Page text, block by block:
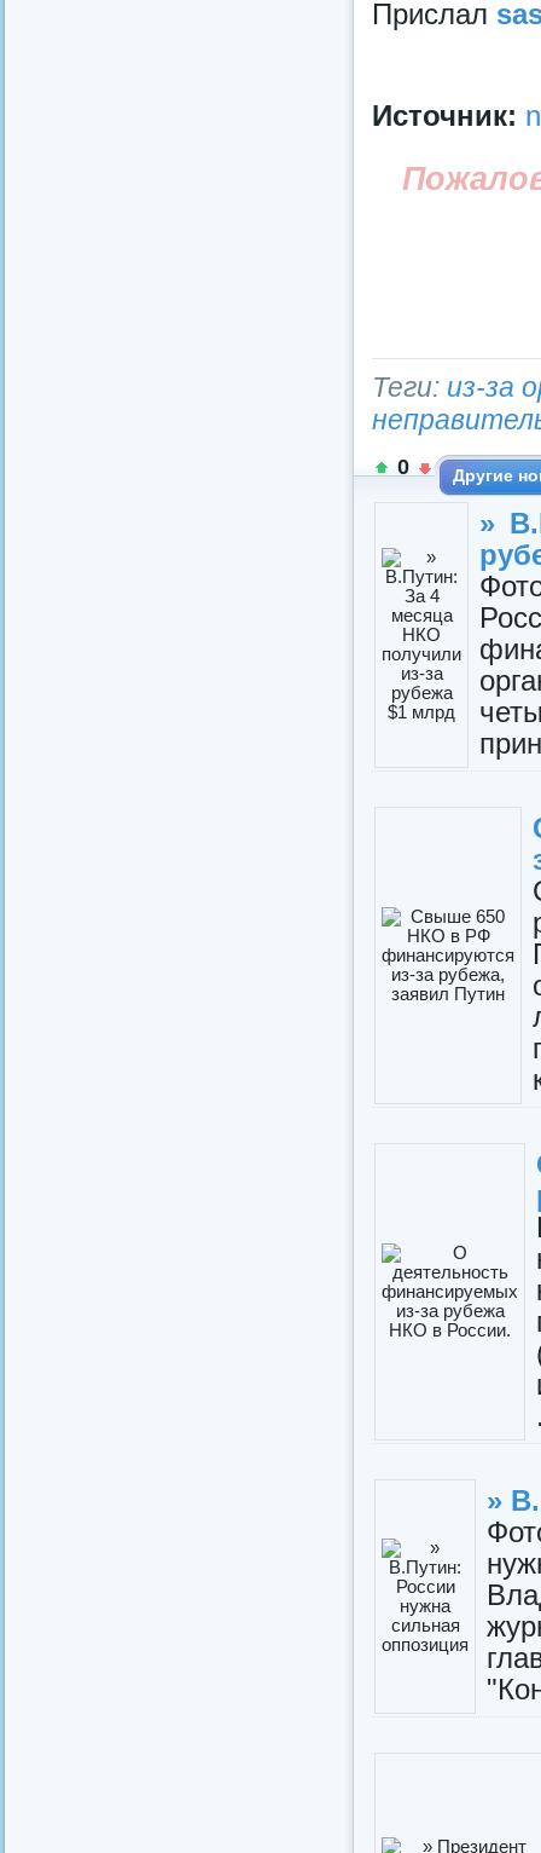
Прислал
Источник:
Теги: из-за
0 Другие
»
»